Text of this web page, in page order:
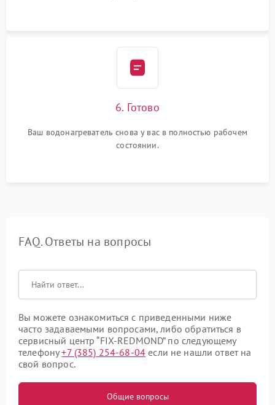
6. Готово
Ваш водонагреватель снова у вас в полностью рабочем
состоянии.
FAQ. Ответы на вопросы
Вы можете ознакомиться с приведенными ниже
часто задаваемыми вопросами, либо обратиться в
сервисный центр “FIX-REDMOND” по следующему
телефону+7 (385) 254-68-04 если не нашли ответ на
свой вопрос.
Общие вопросы